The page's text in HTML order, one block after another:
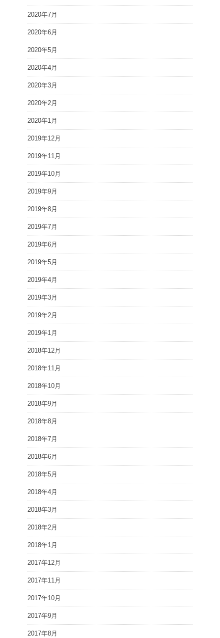
2020年7月
2020年6月
2020年5月
2020年4月
2020年3月
2020年2月
2020年1月
2019年12月
2019年11月
2019年10月
2019年9月
2019年8月
2019年7月
2019年6月
2019年5月
2019年4月
2019年3月
2019年2月
2019年1月
2018年12月
2018年11月
2018年10月
2018年9月
2018年8月
2018年7月
2018年6月
2018年5月
2018年4月
2018年3月
2018年2月
2018年1月
2017年12月
2017年11月
2017年10月
2017年9月
2017年8月